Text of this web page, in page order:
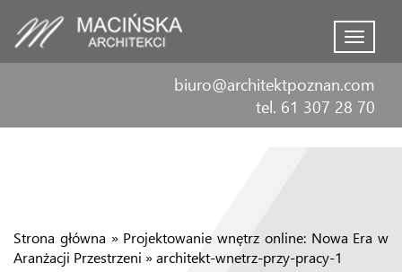
Menu
biuro@architektpoznan.com
tel. 61 307 28 70
Strona główna » Projektowanie wnętrz online: Nowa Era w
Aranżacji Przestrzeni »architekt-wnetrz-przy-pracy-1